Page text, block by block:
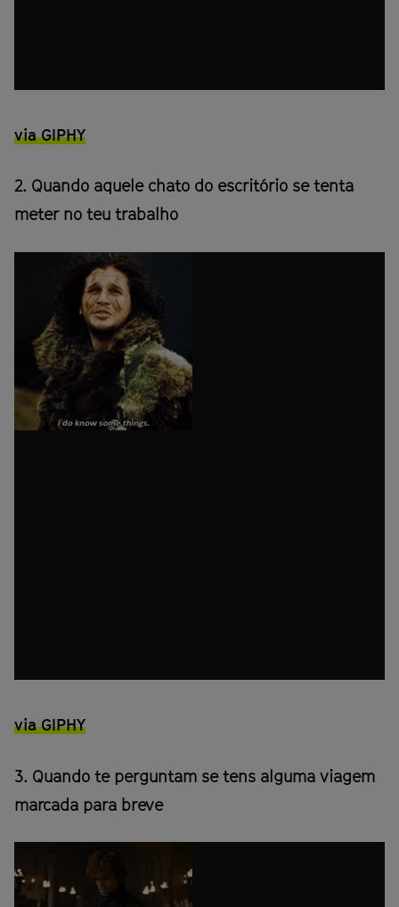
via GIPHY
2. Quando aquele chato do escritório se tenta
meter no teu trabalho
via GIPHY
3. Quando te perguntam se tens alguma viagem
marcada para breve